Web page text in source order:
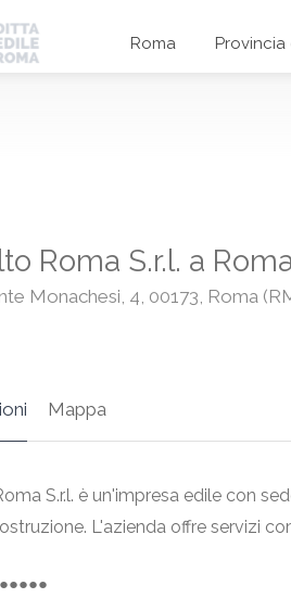
Roma Provincia
Roma S.r.l. a
Monachesi, 4, 00173, Roma
Mappa
S.r.l. è un'impresa edile con
L'azienda offre servizi